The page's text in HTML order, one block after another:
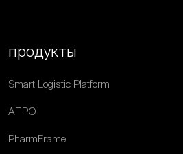
продукты
Smart Logistic Platform
АПРО
PharmFrame